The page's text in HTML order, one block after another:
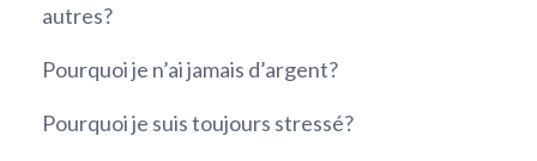
autres?
Pourquoi je n’ai jamais d’argent?
Pourquoi je suis toujours stressé?